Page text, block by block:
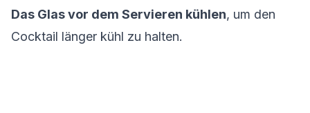
Das Glas vor dem Servieren kühlen, um den
Cocktail länger kühl zu halten.